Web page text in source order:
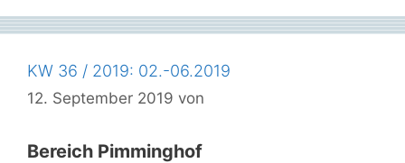
KW 36 / 2019: 02.-06.2019
12. September 2019 von
Bereich Pimminghof